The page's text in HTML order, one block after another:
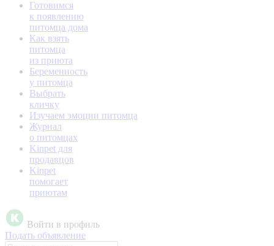
Готовимся
к появлению
питомца дома
Как взять
питомца
из приюта
Беременность
у питомца
Выбрать
кличку
Изучаем эмоции питомца
Журнал
о питомцах
Kinpet для
продавцов
Kinpet
помогает
приютам
Войти в профиль
Подать объявление